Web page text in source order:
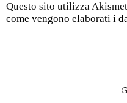
Questo sito utilizza
come vengono elaborati i